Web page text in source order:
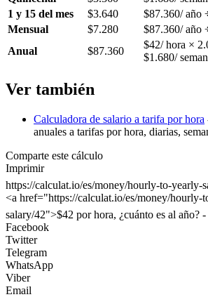
1 y 15 del mes
$3.640
$87.360/ año
Mensual
$7.280
$87.360/ año
Anual
$87.360
$42/ hora ×
$1.680/
Ver también
Calculadora de salario a tarifa por hora
anuales a tarifas por hora, diarias,
Comparte este cálculo
Imprimir
https://calculat.io/es/money/hourly-to-yearly-
<a href="https://calculat.io/es/money/hourly-
salary/42">$42 por hora, ¿cuánto es al año?
Facebook
Twitter
Telegram
WhatsApp
Viber
Email